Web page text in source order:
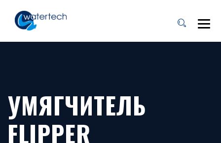
УМЯГЧИТЕЛЬ
FLIPPER